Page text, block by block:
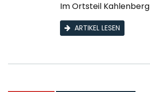
Im Ortsteil Kahlenberg
ARTIKEL LESEN